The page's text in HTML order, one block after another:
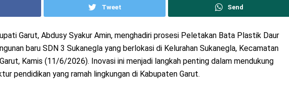
Tweet Send
Garut, Abdusy Syakur Amin, menghadiri prosesi Peletakan Bata Plastik Daur
baru SDN 3 Sukanegla yang berlokasi di Kelurahan Sukanegla, Kecamatan
Kamis (11/6/2026). Inovasi ini menjadi langkah penting dalam mendukung
pendidikan yang ramah lingkungan di Kabupaten Garut.